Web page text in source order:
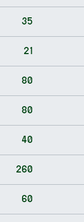
35
21
80
80
40
260
60